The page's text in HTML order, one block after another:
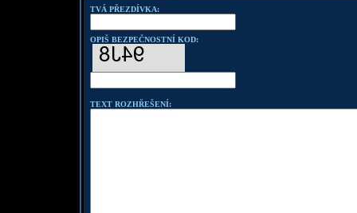
TVÁ PŘEZDÍVKA:
OPIŠ BEZPEČNOSTNÍ KOD:
TEXT ROZHŘEŠENÍ: